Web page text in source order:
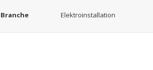
Branche Elektroinstallation